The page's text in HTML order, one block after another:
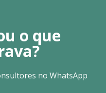
o que
no WhatsApp